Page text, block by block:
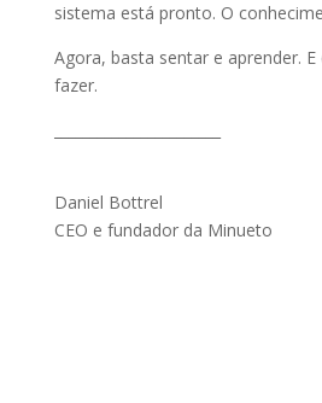
sistema está pronto. O
Agora, basta sentar e aprender.
fazer.
Daniel Bottrel
CEO e fundador da Minueto